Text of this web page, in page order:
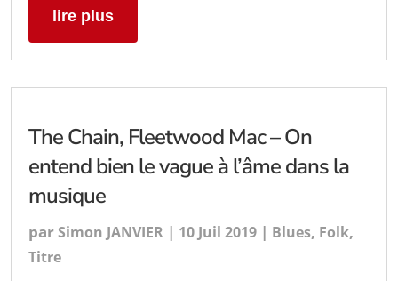
lire plus
The Chain, Fleetwood Mac – On
entend bien le vague à l’âme dans la
musique
parSimon JANVIER | 10 Juil 2019 | Blues, Folk,
Titre